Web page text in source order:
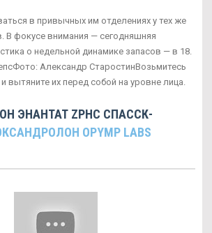
в привычных им отделениях у тех же
В фокусе внимания — сегодняшняя
о недельной динамике запасов — в 18.
Александр СтаростинВозьмитесь
вытяните их перед собой на уровне лица.
ЭНАНТАТ ZPHC СПАССК-
OPYMP LABS